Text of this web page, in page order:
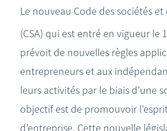
Le nouveau Code des sociétés
(CSA) qui est entré en vigueur le 1
prévoit de nouvelles règles
entrepreneurs et aux
leurs activités par le biais d’une
objectif est de promouvoir
d’entreprise. Cette nouvelle